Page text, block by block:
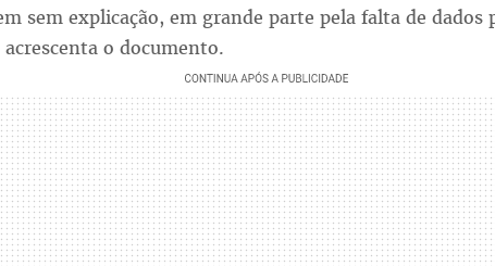
sem explicação, em grande parte pela falta de dados
o documento.